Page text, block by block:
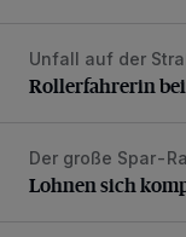
Rollerfahrerin bei
Unfall auf der
Rollerfahrerin
Lohnen sich
Der große Spar-
Lohnen sich